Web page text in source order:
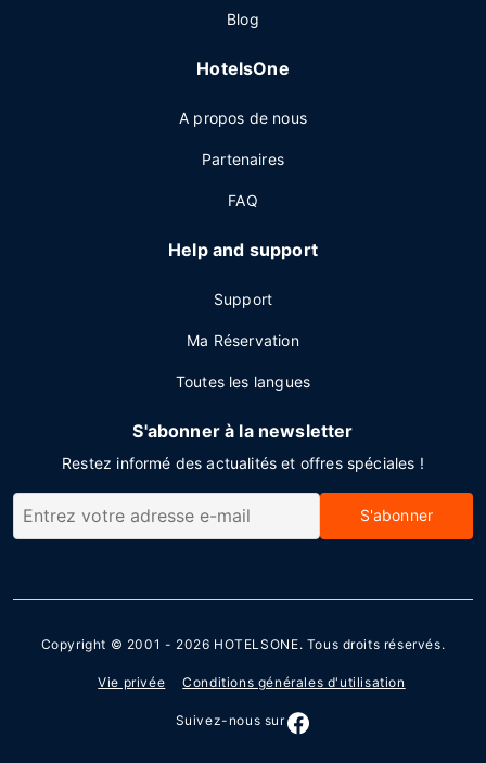
Blog
HotelsOne
A propos de nous
Partenaires
FAQ
Help and support
Support
Ma Réservation
Toutes les langues
S'abonner à la newsletter
Restez informé des actualités et offres spéciales !
S'abonner
Copyright © 2001 - 2026 HOTELSONE. Tous droits réservés.
Vie privée Conditions générales d'utilisation
Suivez-nous sur